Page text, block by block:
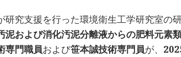
研究支援を行った環境衛生工学研究室の
泥および消化汚泥分離液からの肥料元素
専門職員および笹本誠技術専門員が、